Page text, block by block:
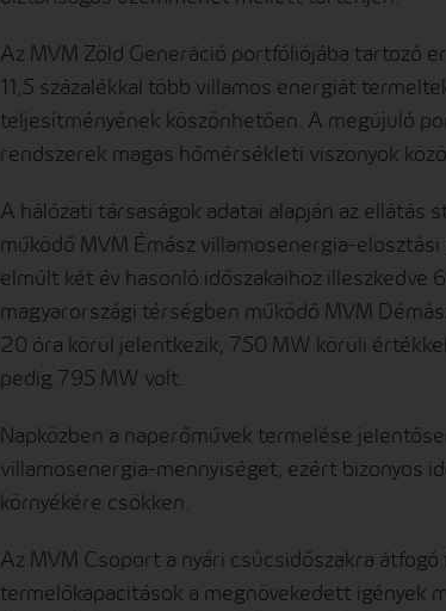
Az MVM Zöld Generáció portfóliójába tartozó
11,5 százalékkal több villamos energiát
teljesítményének köszönhetően. A megújuló
rendszerek magas hőmérsékleti viszonyok
A hálózati társaságok adatai alapján az ellátás
működő MVM Émász villamosenergia-
elmúlt két év hasonló időszakaihoz
magyarországi térségben működő MVM
20 óra körül jelentkezik, 750 MW körüli
pedig 795 MW volt.
Napközben a naperőművek termelése
villamosenergia-mennyiséget, ezért bizonyos
környékére csökken.
Az MVM Csoport a nyári csúcsidőszakra
termelőkapacitások a megnövekedett igények